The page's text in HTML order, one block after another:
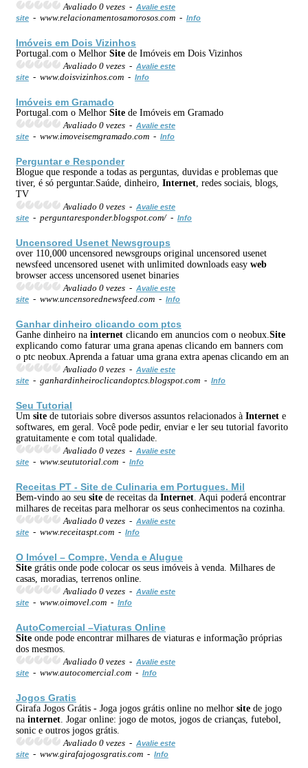
Avaliado 0 vezes - Avalie este
site - www.relacionamentosamorosos.com - Info
Imóveis em Dois Vizinhos
Portugal.com o Melhor Site de Imóveis em Dois Vizinhos
Avaliado 0 vezes - Avalie este
site - www.doisvizinhos.com - Info
Imóveis em Gramado
Portugal.com o Melhor Site de Imóveis em Gramado
Avaliado 0 vezes - Avalie este
site - www.imoveisemgramado.com - Info
Perguntar e Responder
Blogue que responde a todas as perguntas, duvidas e problemas que
tiver, é só perguntar.Saúde, dinheiro, Internet , redes sociais, blogs,
TV
Avaliado 0 vezes - Avalie este
site - perguntaresponder.blogspot.com/ - Info
Uncensored Usenet Newsgroups
over 110,000 uncensored newsgroups original uncensored usenet
newsfeed uncensored usenet with unlimited downloads easy web
browser access uncensored usenet binaries
Avaliado 0 vezes - Avalie este
site - www.uncensorednewsfeed.com - Info
Ganhar dinheiro clicando com ptcs
Ganhe dinheiro na internet clicando em anuncios com o neobux. Site
explicando como faturar uma grana apenas clicando em banners com
o ptc neobux.Aprenda a fatuar uma grana extra apenas clicando em an
Avaliado 0 vezes - Avalie este
site - ganhardinheiroclicandoptcs.blogspot.com - Info
Seu Tutorial
Um site de tutoriais sobre diversos assuntos relacionados à Internet e
softwares, em geral. Você pode pedir, enviar e ler seu tutorial favorito
gratuitamente e com total qualidade.
Avaliado 0 vezes - Avalie este
site - www.seututorial.com - Info
Receitas PT - Site de Culinaria em Portugues. Mil
Bem-vindo ao seu site de receitas da Internet . Aqui poderá encontrar
milhares de receitas para melhorar os seus conhecimentos na cozinha.
Avaliado 0 vezes - Avalie este
site - www.receitaspt.com - Info
O Imóvel – Compre, Venda e Alugue
Site grátis onde pode colocar os seus imóveis à venda. Milhares de
casas, moradias, terrenos online.
Avaliado 0 vezes - Avalie este
site - www.oimovel.com - Info
AutoComercial –Viaturas Online
Site onde pode encontrar milhares de viaturas e informação próprias
dos mesmos.
Avaliado 0 vezes - Avalie este
site - www.autocomercial.com - Info
Jogos Gratis
Girafa Jogos Grátis - Joga jogos grátis online no melhor site de jogo
na internet . Jogar online: jogo de motos, jogos de crianças, futebol,
sonic e outros jogos grátis.
Avaliado 0 vezes - Avalie este
site - www.girafajogosgratis.com - Info